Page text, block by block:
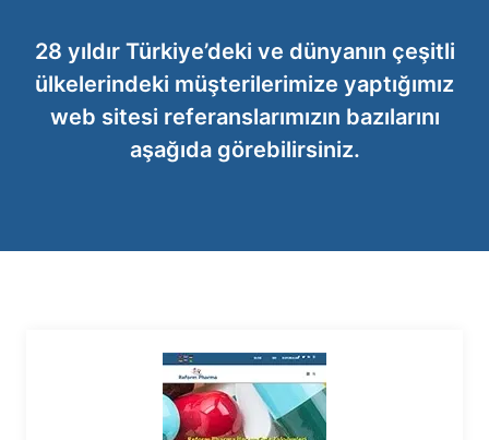
28 yıldır Türkiye’deki ve dünyanın çeşitli
ülkelerindeki müşterilerimize yaptığımız
web sitesi referanslarımızın bazılarını
aşağıda görebilirsiniz.